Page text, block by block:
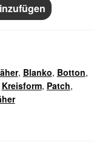
, Blanko, Botton,
Kreisform, Patch,